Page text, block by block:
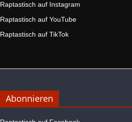
Raptastisch auf Instagram
Raptastisch auf YouTube
Raptastisch auf TikTok
Abonnieren